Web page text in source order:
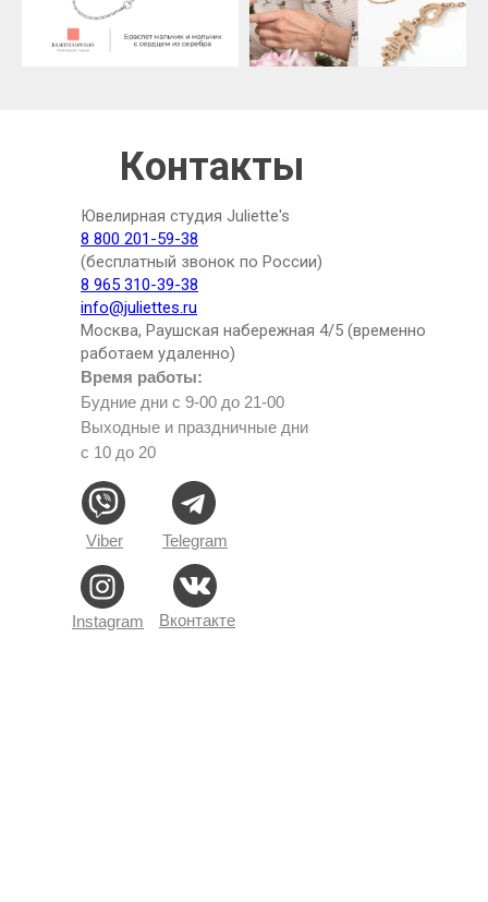
Время работы:
Будние дни с 9-00 до 21-00
Выходные и праздничные дни
с 10 до 20
Telegram
Viber
Instagram
Ювелирная студия Juliette's
8 800 201-59-38
(бесплатный звонок по России)
8 965 310-39-38
info@juliettes.ru
Москва, Раушская набережная 4/5 (временно
работаем удаленно)
Контакты
Вконтакте